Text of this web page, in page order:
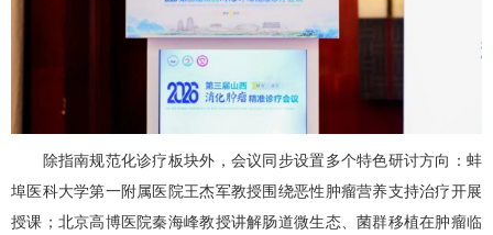
除指南规范化诊疗板块外，会议同步设置多个特色研讨方向：蚌
埠医科大学第一附属医院王杰军教授围绕恶性肿瘤营养支持治疗开展
授课；北京高博医院秦海峰教授讲解肠道微生态、菌群移植在肿瘤临